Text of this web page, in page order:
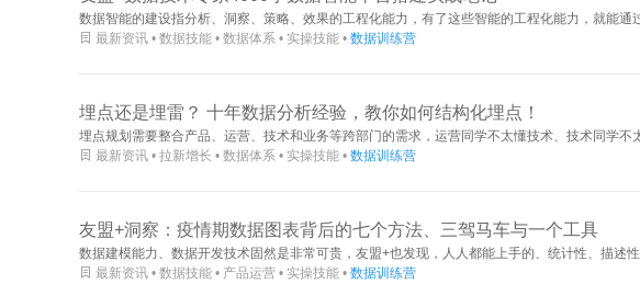
数据智能的建设指分析、洞察、策略、效果的工程化能力，有了这些智能的工程化能力，就能通
 最新资讯 • 数据技能 • 数据体系 • 实操技能 • 数据训练营
埋点还是埋雷？ 十年数据分析经验，教你如何结构化埋点！
埋点规划需要整合产品、运营、技术和业务等跨部门的需求，运营同学不太懂技术、技术同学不
 最新资讯 • 拉新增长 • 数据体系 • 实操技能 • 数据训练营
友盟+洞察：疫情期数据图表背后的七个方法、三驾马车与一个工具
数据建模能力、数据开发技术固然是非常可贵，友盟+也发现，人人都能上手的、统计性、描述
 最新资讯 • 数据技能 • 产品运营 • 实操技能 • 数据训练营